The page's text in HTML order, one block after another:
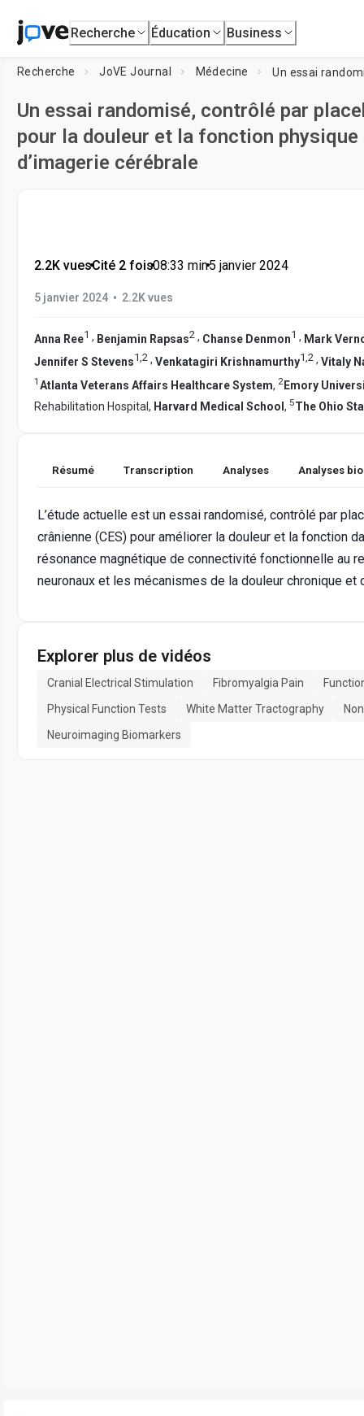
Recherche Éducation Business
Recherche JoVE Journal Médecine
Un essai randomisé, contrôlé par
pour la douleur et la fonction
d’imagerie cérébrale
2.2K vues•Cité 2 fois•08:33 min•5 janvier 2024
5 janvier 2024 • 2.2K vues
Anna Ree1 , Benjamin Rapsas2 , Chanse Denmon1 , Mark
Jennifer S Stevens1 2 , Venkatagiri Krishnamurthy1 2 , Vitaly
1 Atlanta Veterans Affairs Healthcare System, 2 Emory
Rehabilitation Hospital, Harvard Medical School , 5The Ohio
Résumé Transcription Analyses Analyses
L’étude actuelle est un essai randomisé, contrôlé par
crânienne (CES) pour améliorer la douleur et la fonction
résonance magnétique de connectivité fonctionnelle au
neuronaux et les mécanismes de la douleur chronique et
Explorer plus de vidéos
Cranial Electrical Stimulation Fibromyalgia Pain
Physical Function Tests
White Matter Tractography
Neuroimaging Biomarkers